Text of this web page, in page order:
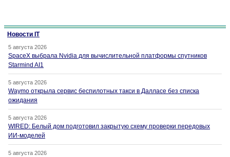
Новости IT
5 августа 2026
SpaceX выбрала Nvidia для вычислительной платформы спутников
Starmind AI1
5 августа 2026
Waymo открыла сервис беспилотных такси в Далласе без списка
ожидания
5 августа 2026
WIRED: Белый дом подготовил закрытую схему проверки передовых
ИИ-моделей
5 августа 2026